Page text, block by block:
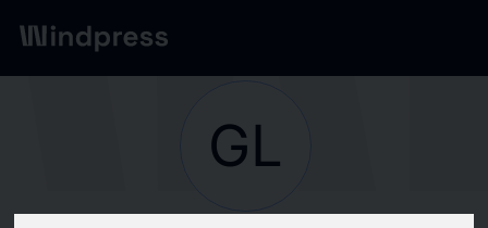
Network/Società
GL